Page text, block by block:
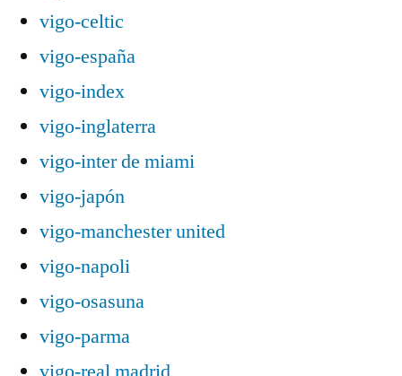
vigo-celtic
vigo-españa
vigo-index
vigo-inglaterra
vigo-inter de miami
vigo-japón
vigo-manchester united
vigo-napoli
vigo-osasuna
vigo-parma